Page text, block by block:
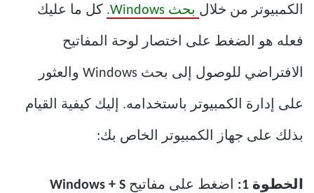
الكمبيوتر من خلال بحث Windows. كل ما عليك
فعله هو الضغط على اختصار لوحة المفاتيح
الافتراضي للوصول إلى بحث Windows والعثور
على إدارة الكمبيوتر باستخدامه. إليك كيفية القيام
بذلك على جهاز الكمبيوتر الخاص بك:
الخطوة 1: اضغط على مفاتيح